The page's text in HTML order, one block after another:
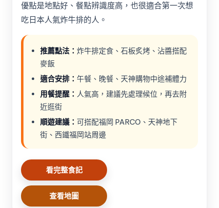
優點是地點好、餐點辨識度高，也很適合第一次想
吃日本人氣炸牛排的人。
推薦點法： 炸牛排定食、石板炙烤、沾醬搭配
麥飯
適合安排： 午餐、晚餐、天神購物中途補體力
用餐提醒： 人氣高，建議先處理候位，再去附
近逛街
順遊建議： 可搭配福岡 PARCO、天神地下
街、西鐵福岡站周邊
看完整食記
查看地圖